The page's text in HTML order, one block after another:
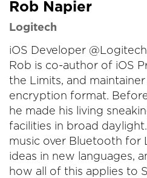
Rob Napier
Logitech
iOS Developer
Rob is co-author of iOS
the Limits, and
encryption format.
he made his living
facilities in broad
music over Bluetooth for
ideas in new languages,
how all of this applies to